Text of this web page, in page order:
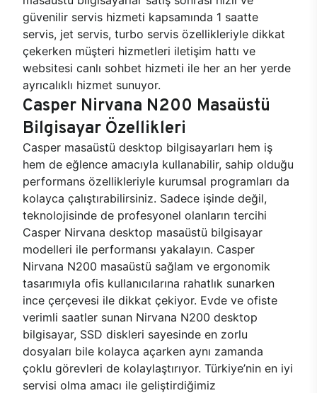
güvenilir servis hizmeti kapsamında 1 saatte
servis, jet servis, turbo servis özellikleriyle dikkat
çekerken müşteri hizmetleri iletişim hattı ve
websitesi canlı sohbet hizmeti ile her an her yerde
ayrıcalıklı hizmet sunuyor.
Casper Nirvana N200 Masaüstü
Bilgisayar Özellikleri
Casper masaüstü desktop bilgisayarları hem iş
hem de eğlence amacıyla kullanabilir, sahip olduğu
performans özellikleriyle kurumsal programları da
kolayca çalıştırabilirsiniz. Sadece işinde değil,
teknolojisinde de profesyonel olanların tercihi
Casper Nirvana desktop masaüstü bilgisayar
modelleri ile performansı yakalayın. Casper
Nirvana N200 masaüstü sağlam ve ergonomik
tasarımıyla ofis kullanıcılarına rahatlık sunarken
ince çerçevesi ile dikkat çekiyor. Evde ve ofiste
verimli saatler sunan Nirvana N200 desktop
bilgisayar, SSD diskleri sayesinde en zorlu
dosyaları bile kolayca açarken aynı zamanda
çoklu görevleri de kolaylaştırıyor. Türkiye’nin en iyi
servisi olma amacı ile geliştirdiğimiz